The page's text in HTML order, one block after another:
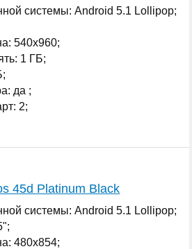
системы: Android 5.1 Lollipop;
540x960;
1 ГБ;
да ;
2;
45d Platinum Black
системы: Android 5.1 Lollipop;
480x854;